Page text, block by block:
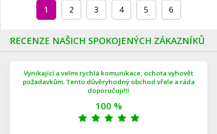
1 2 3 4 5 6
RECENZE NAŠICH SPOKOJENÝCH ZÁKAZNÍKŮ
Vynikající a velmi rychlá komunikace, ochota vyhovět
požadavkům. Tento důvěryhodný obchod vřele a ráda
doporučuji!!!
100 %